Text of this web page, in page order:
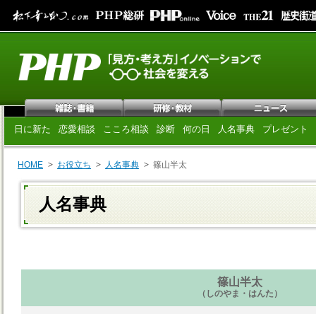
日に新た 恋愛相談 こころ相談 診断 何の日 人名事典 プレゼント
HOME お役立ち 人名事典 篠山半太
人名事典
篠山半太
（しのやま・はんた）